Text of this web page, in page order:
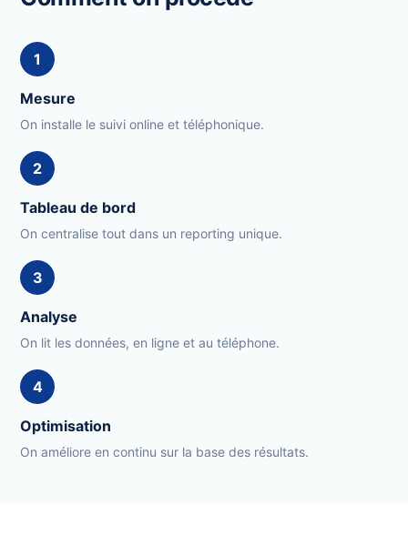
1
Mesure
On installe le suivi online et téléphonique.
2
Tableau de bord
On centralise tout dans un reporting unique.
3
Analyse
On lit les données, en ligne et au téléphone.
4
Optimisation
On améliore en continu sur la base des résultats.